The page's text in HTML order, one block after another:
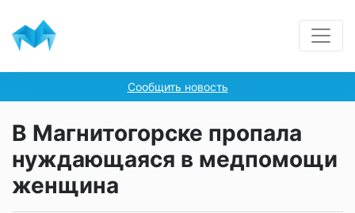
Сообщить новость
В Магнитогорске пропала
нуждающаяся в медпомощи
женщина